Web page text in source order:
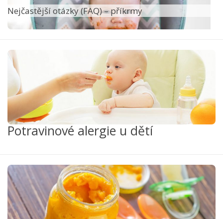
Nejčastější otázky (FAQ) – příkrmy
Potravinové alergie u dětí